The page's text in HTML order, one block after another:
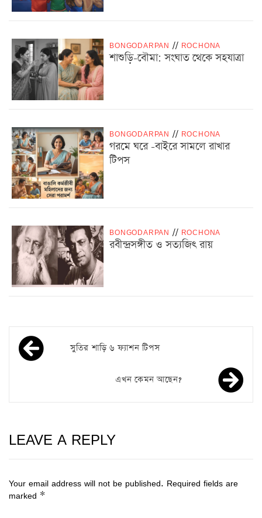
BONGODARPAN // ROCHONA
শাশুড়ি-বৌমা: সংঘাত থেকে সহযাত্রা
BONGODARPAN // ROCHONA
গরমে ঘরে -বাইরে সামলে রাখার
টিপস
BONGODARPAN // ROCHONA
রবীন্দ্রসঙ্গীত ও সত্যজিৎ রায়
সুতির শাড়ি ৬ ফ্যাশন টিপস
এখন কেমন আছেন?
LEAVE A REPLY
Your email address will not be published. Required fields are
marked *